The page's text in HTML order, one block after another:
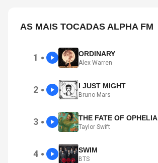
AS MAIS TOCADAS ALPHA FM
1 ● ORDINARY
Alex Warren
2 ● I JUST MIGHT
Bruno Mars
3 ● THE FATE OF OPHELIA
Taylor Swift
4 ● SWIM
BTS